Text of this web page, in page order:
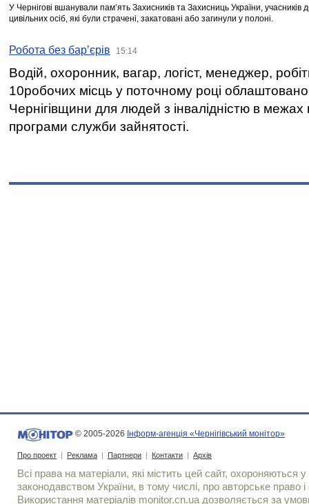
У Чернігові вшанували пам’ять Захисників та Захисниць України,
цивільних осіб, які були страчені, закатовані або загинули у полоні.
Робота без бар’єрів 15:14
Водій, охоронник, вагар, логіст, менеджер,
10робочих місць у поточному році
Чернігівщини для людей з інвалідністю в межах
програми служби зайнятості.
© 2005-2026 Інформ-агенція «Чернігівський монітор»
Про проект | Реклама | Партнери | Контакти | Архів
Всі права на матеріали, які містить цей сайт, охороняються у
законодавством України, в тому числі, про авторське право і
Використання матерiалiв monitor.cn.ua дозволяється за